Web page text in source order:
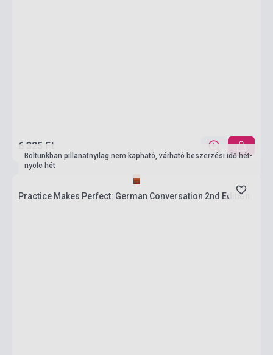
6 325 Ft
Boltunkban pillanatnyilag nem kapható, várható beszerzési idő hét-
nyolc hét
Practice Makes Perfect: German Conversation 2nd Edition